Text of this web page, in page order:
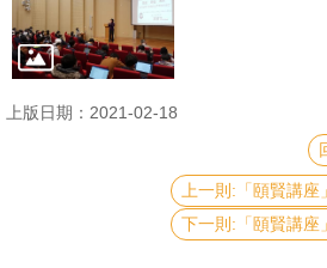
心
輔
&
上版日期：2021-02-18